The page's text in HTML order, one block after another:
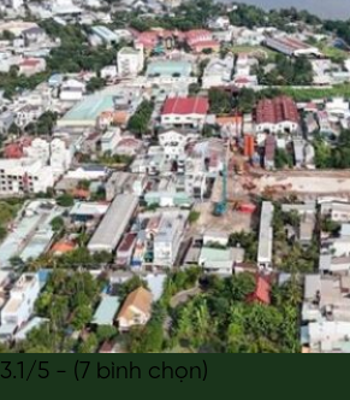
3.1/5 - (7 bình chọn)